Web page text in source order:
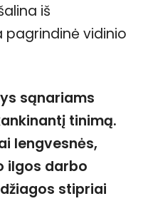
iš
pagrindinė vidinio
sąnariams
tinimą.
lengvesnės,
ilgos darbo
stipriai